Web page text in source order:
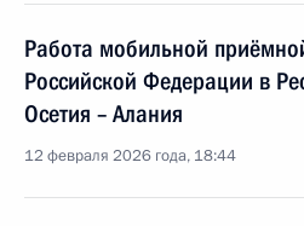
Работа мобильной
Российской Федерации в
Осетия – Алания
12 февраля 2026 года, 18:44